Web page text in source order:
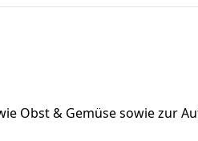
Obst & Gemüse sowie zur